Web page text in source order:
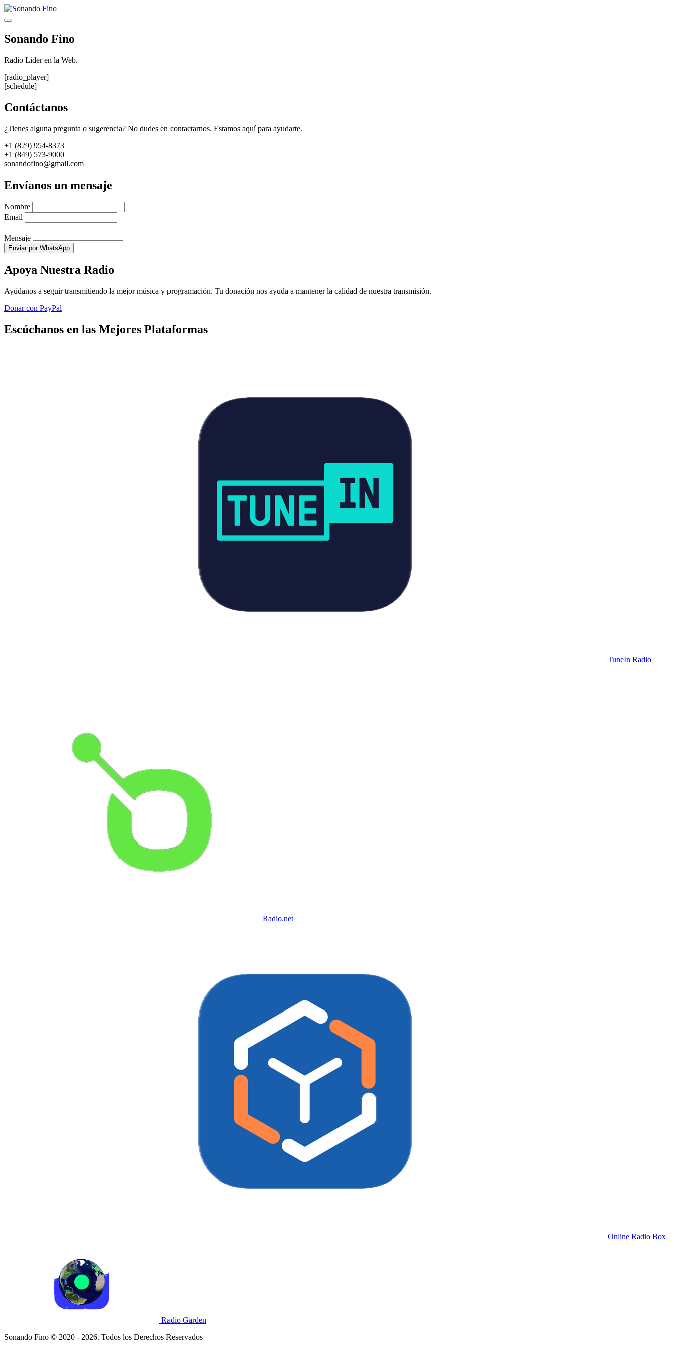
Saltar
al
Menú
Sonando Fino
Radio Lider en la Web.
[radio_player]
[schedule]
Contáctanos
¿Tienes alguna pregunta o sugerencia? No dudes en contactarnos. Estamos aquí para ayudarte.
+1 (829) 954-8373
+1 (849) 573-9000
sonandofino@gmail.com
Envíanos un mensaje
Nombre
Email
Mensaje
Enviar por WhatsApp
Apoya Nuestra Radio
Ayúdanos a seguir transmitiendo la mejor música y programación. Tu donación nos ayuda a mantener la calidad de nuestra transmisión.
Donar con PayPal
Escúchanos en las Mejores Plataformas
TuneIn Radio
Radio.net
Online Radio Box
Radio Garden
Sonando Fino © 2020 - 2026. Todos los Derechos Reservados